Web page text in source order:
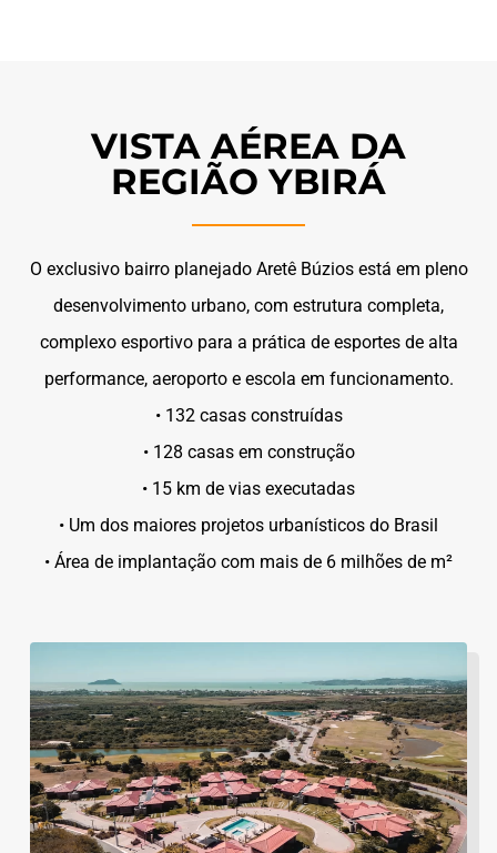
VISTA AÉREA DA
REGIÃO YBIRÁ
O exclusivo bairro planejado Aretê Búzios está em pleno
desenvolvimento urbano, com estrutura completa,
complexo esportivo para a prática de esportes de alta
performance, aeroporto e escola em funcionamento.
• 132 casas construídas
• 128 casas em construção
• 15 km de vias executadas
• Um dos maiores projetos urbanísticos do Brasil
• Área de implantação com mais de 6 milhões de m²